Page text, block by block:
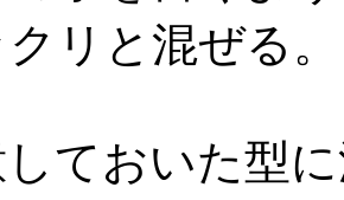
リと混ぜる
しておいた型